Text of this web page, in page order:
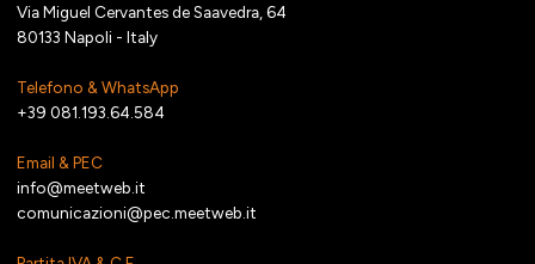
Via Miguel Cervantes de Saavedra, 64
80133 Napoli - Italy
Telefono & WhatsApp
+39 081.193.64.584
Email & PEC
info@meetweb.it
comunicazioni@pec.meetweb.it